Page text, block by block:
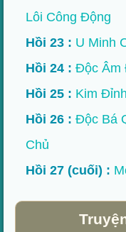
Lôi Công Động
Hồi 23 : U Minh
Hồi 24 : Độc Âm
Hồi 25 : Kim
Hồi 26 : Độc Bá
Chủ
Hồi 27 (cuối) :